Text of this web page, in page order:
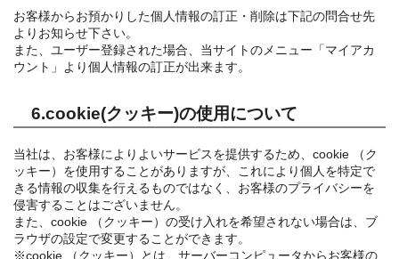
お客様からお預かりした個人情報の訂正・削除は下記の問合せ先
よりお知らせ下さい。
また、ユーザー登録された場合、当サイトのメニュー「マイアカ
ウント」より個人情報の訂正が出来ます。
6.cookie(クッキー)の使用について
当社は、お客様によりよいサービスを提供するため、cookie （ク
ッキー）を使用することがありますが、これにより個人を特定で
きる情報の収集を行えるものではなく、お客様のプライバシーを
侵害することはございません。
また、cookie （クッキー）の受け入れを希望されない場合は、ブ
ラウザの設定で変更することができます。
※cookie （クッキー）とは、サーバーコンピュータからお客様の